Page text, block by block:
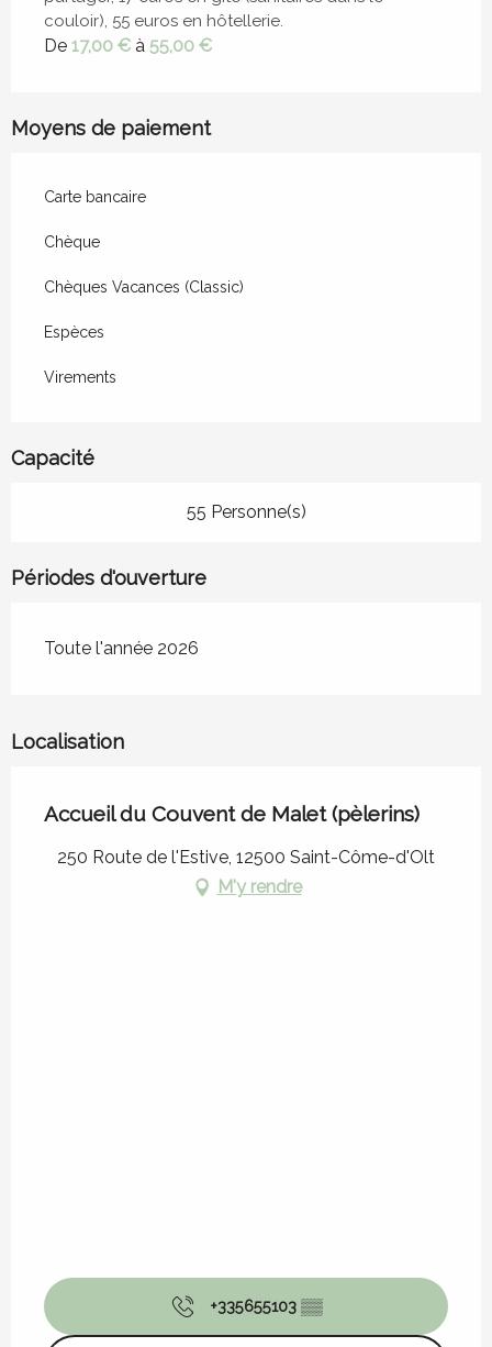
couloir), 55 euros en hôtellerie.
De 17,00 € à 55,00 €
Moyens de paiement
Carte bancaire
Chèque
Chèques Vacances (Classic)
Espèces
Virements
Capacité
55 Personne(s)
Périodes d'ouverture
Toute l'année 2026
Localisation
Accueil du Couvent de Malet (pèlerins)
250 Route de l'Estive, 12500 Saint-Côme-d'Olt
M'y rendre
+335655103 ▒▒